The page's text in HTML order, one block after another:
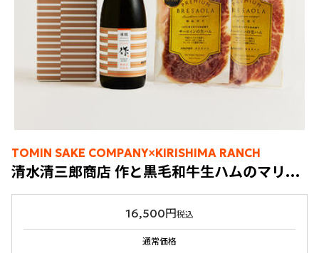
TOMIN SAKE COMPANY×KIRISHIMA RANCH
清水清三郎商店 作と黒毛和牛生ハムのマリアージュセット
16,500円税込
通常価格